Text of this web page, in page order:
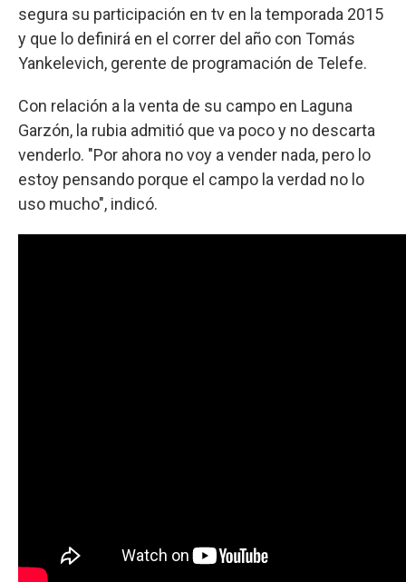
segura su participación en tv en la temporada 2015
y que lo definirá en el correr del año con Tomás
Yankelevich, gerente de programación de Telefe.
Con relación a la venta de su campo en Laguna
Garzón, la rubia admitió que va poco y no descarta
venderlo. "Por ahora no voy a vender nada, pero lo
estoy pensando porque el campo la verdad no lo
uso mucho", indicó.